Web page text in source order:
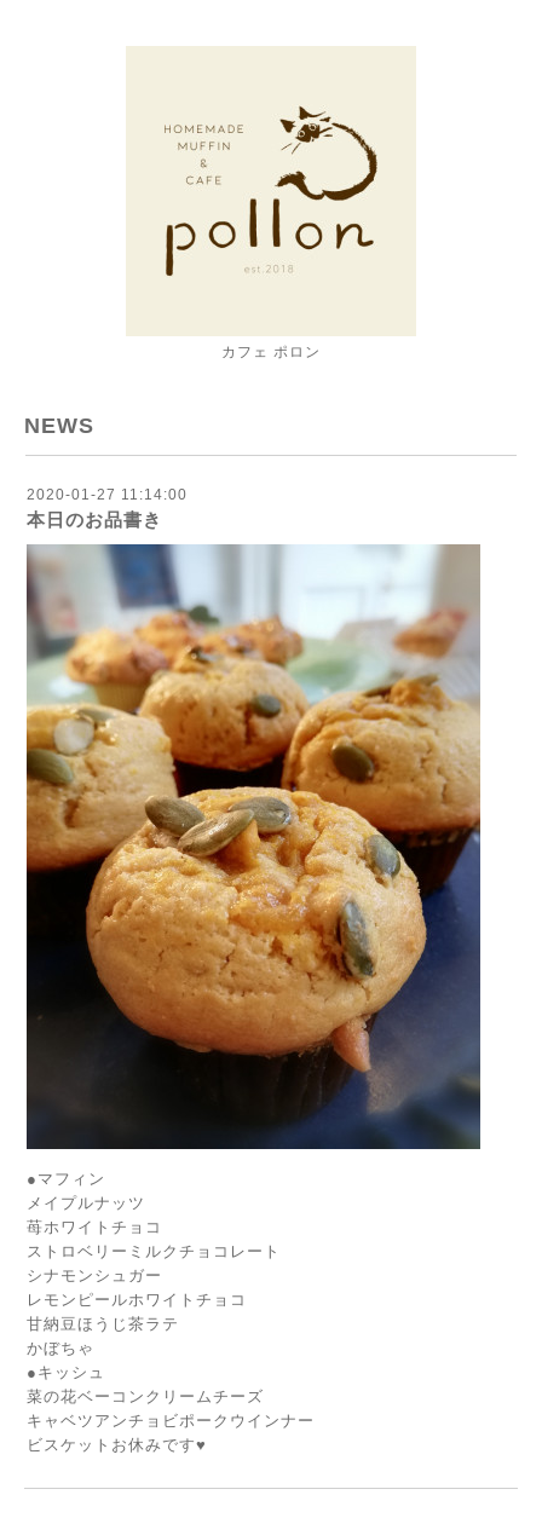
カフェ ポロン
NEWS
2020-01-27 11:14:00
本日のお品書き
●マフィン
メイプルナッツ
苺ホワイトチョコ
ストロベリーミルクチョコレート
シナモンシュガー
レモンピールホワイトチョコ
甘納豆ほうじ茶ラテ
かぼちゃ
●キッシュ
菜の花ベーコンクリームチーズ
キャベツアンチョビポークウインナー
ビスケットお休みです♥️